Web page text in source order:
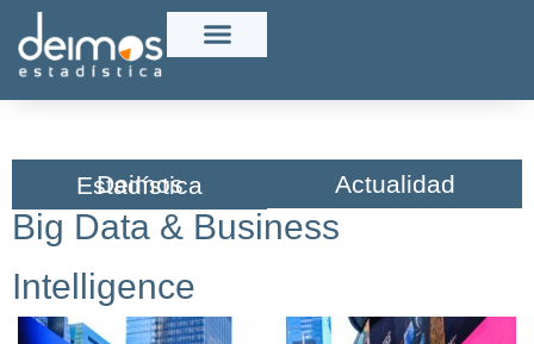
Deimos Estadística​ Actualidad
Big Data & Business
Intelligence